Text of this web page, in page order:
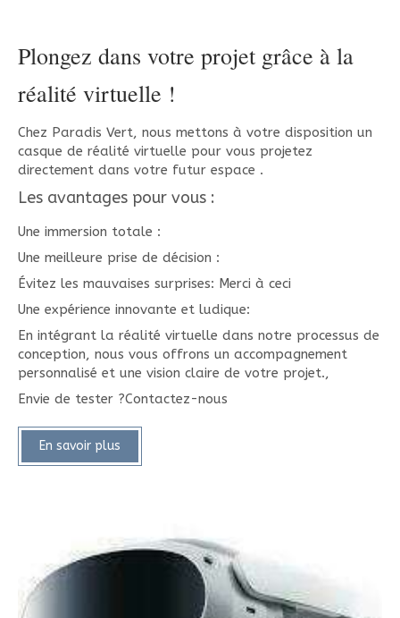
Plongez dans votre projet grâce à la
réalité virtuelle !
Chez Paradis Vert, nous mettons à votre disposition un
casque de réalité virtuelle pour vous projetez
directement dans votre futur espace .
Les avantages pour vous :
Une immersion totale :
Une meilleure prise de décision :
Évitez les mauvaises surprises: Merci à ceci
Une expérience innovante et ludique:
En intégrant la réalité virtuelle dans notre processus de
conception, nous vous offrons un accompagnement
personnalisé et une vision claire de votre projet.,
Envie de tester ?Contactez-nous
En savoir plus